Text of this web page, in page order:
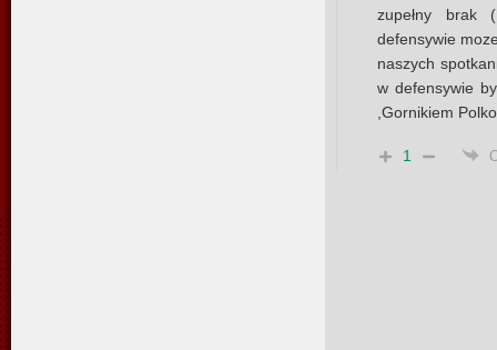
zupełny brak
defensywie
naszych
w defensywie
,Gornikiem
1